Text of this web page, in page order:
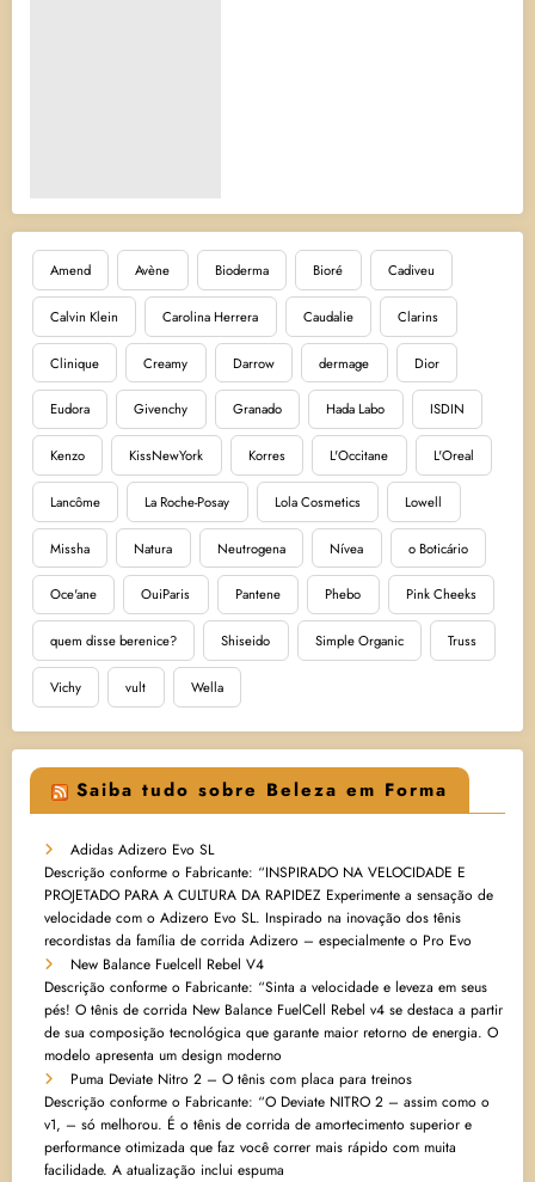
Amend Avène Bioderma Bioré Cadiveu
Calvin Klein Carolina Herrera Caudalie Clarins
Clinique Creamy Darrow dermage Dior
Eudora Givenchy Granado Hada Labo ISDIN
Kenzo KissNewYork Korres L'Occitane L'Oreal
Lancôme La Roche-Posay Lola Cosmetics Lowell
Missha Natura Neutrogena Nívea o Boticário
Oce'ane OuiParis Pantene Phebo Pink Cheeks
quem disse berenice? Shiseido Simple Organic Truss
Vichy vult Wella
Saiba tudo sobre Beleza em Forma
Adidas Adizero Evo SL
Descrição conforme o Fabricante: “INSPIRADO NA VELOCIDADE E
PROJETADO PARA A CULTURA DA RAPIDEZ Experimente a sensação de
velocidade com o Adizero Evo SL. Inspirado na inovação dos tênis
recordistas da família de corrida Adizero – especialmente o Pro Evo
New Balance Fuelcell Rebel V4
Descrição conforme o Fabricante: “Sinta a velocidade e leveza em seus
pés! O tênis de corrida New Balance FuelCell Rebel v4 se destaca a partir
de sua composição tecnológica que garante maior retorno de energia. O
modelo apresenta um design moderno
Puma Deviate Nitro 2 – O tênis com placa para treinos
Descrição conforme o Fabricante: “O Deviate NITRO 2 – assim como o
v1, – só melhorou. É o tênis de corrida de amortecimento superior e
performance otimizada que faz você correr mais rápido com muita
facilidade. A atualização inclui espuma